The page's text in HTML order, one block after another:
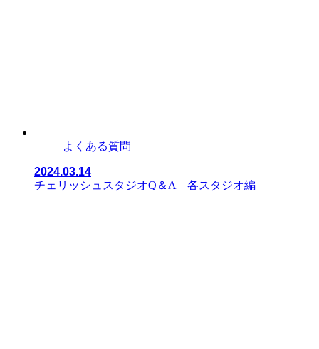
よくある質問
2024.03.14
チェリッシュスタジオQ＆A 各スタジオ編